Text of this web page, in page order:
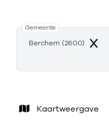
Gemeente
Berchem (2600)
Kaartweergave